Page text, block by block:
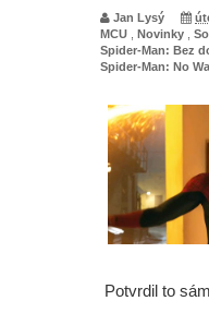
Jan Lysý
MCU
Novinky
Spider-Man: Bez
Spider-Man: No
Potvrdil to